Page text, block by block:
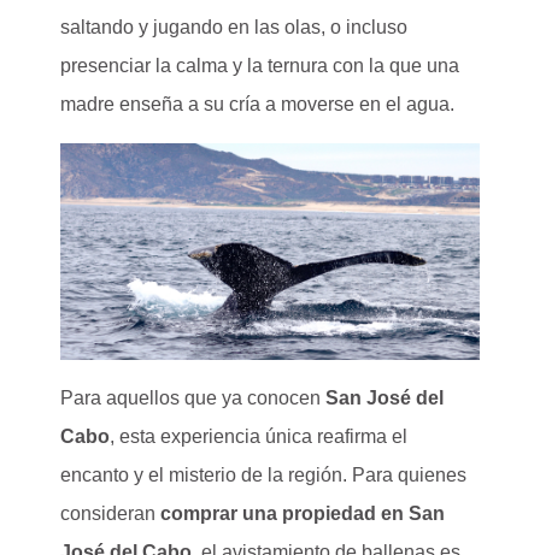
saltando y jugando en las olas, o incluso
presenciar la calma y la ternura con la que una
madre enseña a su cría a moverse en el agua.
Para aquellos que ya conocen San José del
Cabo, esta experiencia única reafirma el
encanto y el misterio de la región. Para quienes
consideran comprar una propiedad en San